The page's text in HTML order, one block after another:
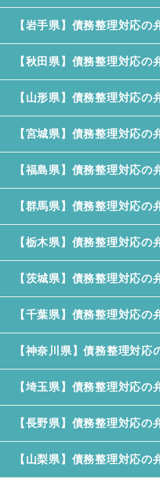
【岩手県】債務整理対応
【秋田県】債務整理対応
【山形県】債務整理対応
【宮城県】債務整理対応
【福島県】債務整理対応
【群馬県】債務整理対応
【栃木県】債務整理対応
【茨城県】債務整理対応
【千葉県】債務整理対応
【神奈川県】債務整理対
【埼玉県】債務整理対応
【長野県】債務整理対応
【山梨県】債務整理対応